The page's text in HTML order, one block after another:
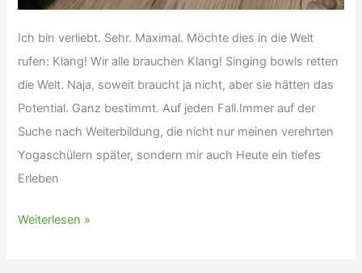
Ich bin verliebt. Sehr. Maximal. Möchte dies in die Welt
rufen: Klang! Wir alle brauchen Klang! Singing bowls retten
die Welt. Naja, soweit braucht ja nicht, aber sie hätten das
Potential. Ganz bestimmt. Auf jeden Fall.Immer auf der
Suche nach Weiterbildung, die nicht nur meinen verehrten
Yogaschülern später, sondern mir auch Heute ein tiefes
Erleben
Klangyoga
Weiterlesen »